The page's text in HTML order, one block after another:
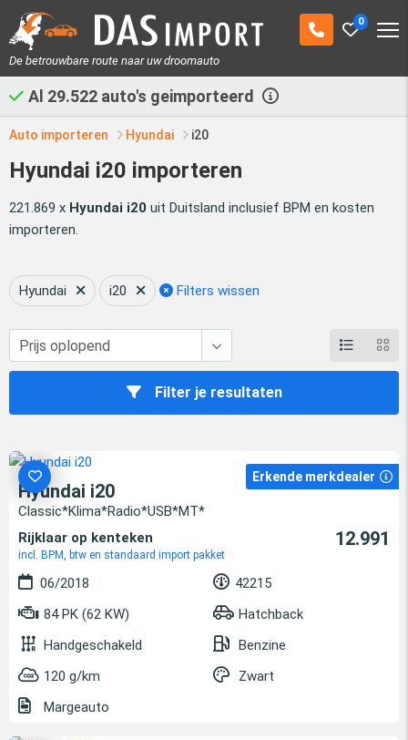
0
De betrouwbare route naar uw droomauto
Al 29.522 auto's geimporteerd
Auto importeren Hyundai i20
Hyundai i20 importeren
221.869 x Hyundai i20 uit Duitsland inclusief BPM en kosten
importeren.
Hyundai i20 Filters wissen
Filter je resultaten
Erkende merkdealer
Hyundai i20
Classic*Klima*Radio*USB*MT*
Rijklaar op kenteken
incl. BPM, btw en standaard import pakket
12.991
06/2018
42215
84 PK (62 KW)
Hatchback
Handgeschakeld
Benzine
120 g/km
Zwart
Margeauto